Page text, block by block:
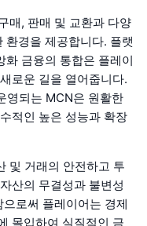
매, 판매 및 교환과 다양
환경을 제공합니다. 플랫
화 금융의 통합은 플레이
로운 길을 열어줍니다.
영되는 MCN은 원활한
적인 높은 성능과 확장
및 거래의 안전하고 투
산의 무결성과 불변성
로써 플레이어는 경제
몰입하여 실질적인 금